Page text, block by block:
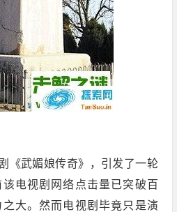
武媚娘传奇》，引发了一轮
电视剧网络点击量已突破百
大。然而电视剧毕竟只是演